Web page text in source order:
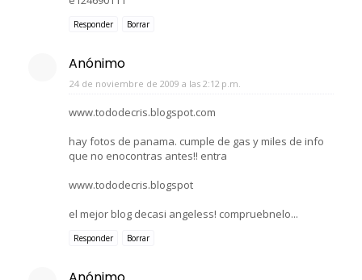
Responder Borrar
Anónimo
24 de noviembre de 2009 a las 2:12 p.m.
www.tododecris.blogspot.com
hay fotos de panama. cumple de gas y miles de info
que no enocontras antes!! entra
www.tododecris.blogspot
el mejor blog decasi angeless! compruebnelo...
Responder Borrar